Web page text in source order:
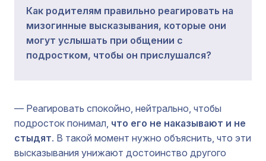
Как родителям правильно реагировать на
мизогинные высказывания, которые они
могут услышать при общении с
подростком, чтобы он прислушался?
— Реагировать спокойно, нейтрально, чтобы
подросток понимал, что его не наказывают и не
стыдят. В такой момент нужно объяснить, что эти
высказывания унижают достоинство другого